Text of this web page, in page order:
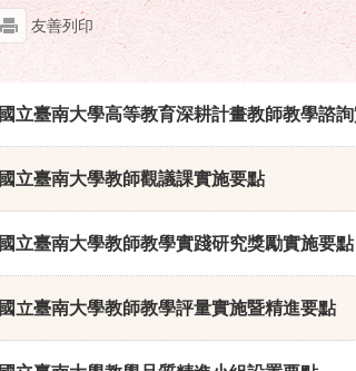
友善列印
國立臺南大學高等教育深耕計畫教師教學諮
國立臺南大學教師觀議課實施要點
國立臺南大學教師教學實踐研究獎勵實施要點
國立臺南大學教師教學評量實施暨精進要點